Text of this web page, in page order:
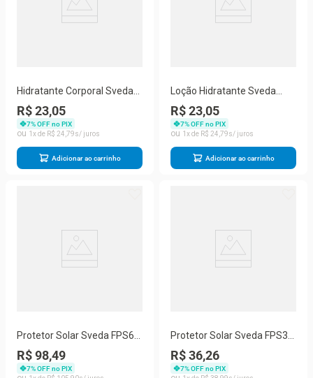
Hidratante Corporal Sveda
Leite de Cabra 500ml
R$ 23,05
7% OFF no PIX
1
R$ 24 79
Adicionar ao carrinho
Loção Hidratante Sveda
Amêndoas 500ml
R$ 23,05
7% OFF no PIX
1
R$ 24 79
Adicionar ao carrinho
Protetor Solar Sveda FPS60
500ml
R$ 98,49
7% OFF no PIX
Protetor Solar Sveda FPS30
200ml
R$ 36,26
7% OFF no PIX